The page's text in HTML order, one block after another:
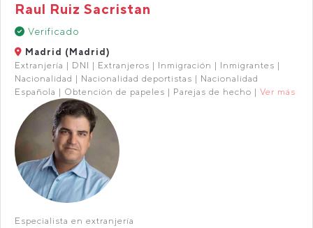
Raul Ruiz Sacristan
Verificado
Madrid (Madrid)
Extranjería | DNI | Extranjeros | Inmigración | Inmigrantes |
Nacionalidad | Nacionalidad deportistas | Nacionalidad
Española | Obtención de papeles | Parejas de hecho | Ver más
Especialista en extranjería